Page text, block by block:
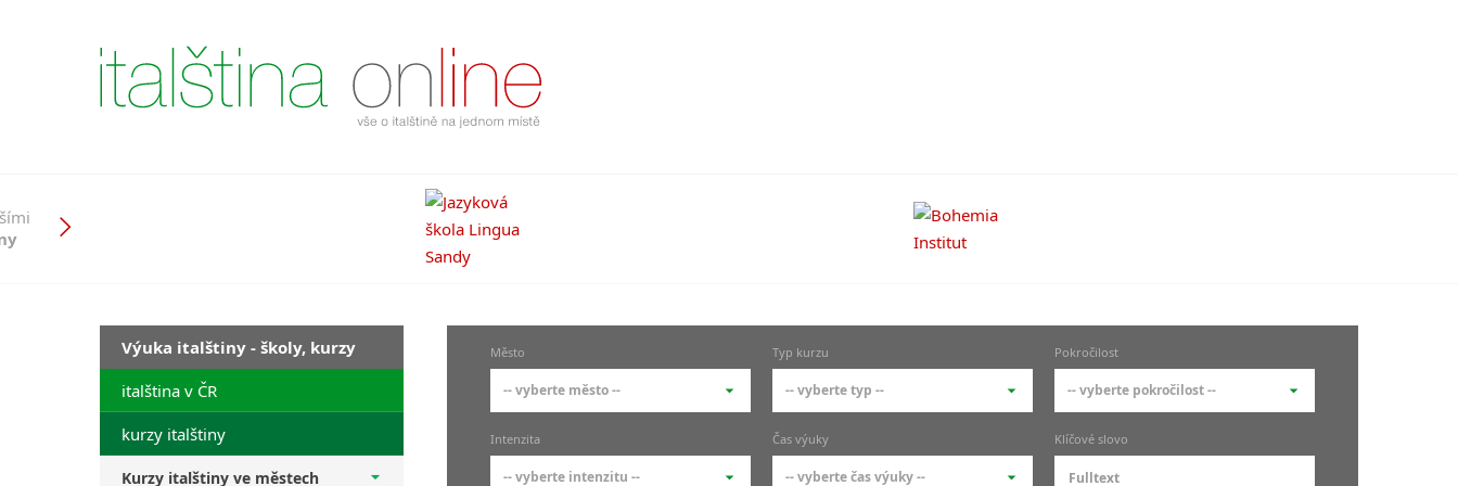
Výuka italštiny - školy, kurzy
italština v ČR
kurzy italštiny
Kurzy italštiny ve městech
Město
-- vyberte město --
-- vyberte město --
pražské městské části
Typ kurzu
-- vyberte typ --
-- vyberte typ --
základní členění kurzů
Pokročilost
-- vyberte pokročilost --
-- vyberte pokročilost --
Intenzita
-- vyberte intenzitu --
Čas výuky
-- vyberte čas výuky --
Klíčové slovo